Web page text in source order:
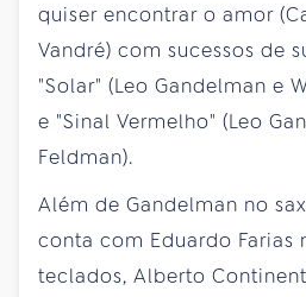
quiser encontrar o amor
Vandré) com sucessos de
"Solar" (Leo Gandelman e
e "Sinal Vermelho" (Leo
Feldman).
Além de Gandelman no
conta com Eduardo Farias
teclados, Alberto